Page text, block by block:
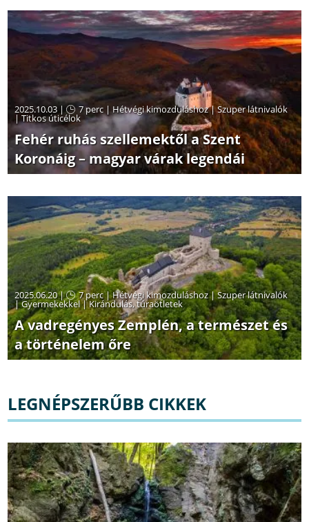
2025.10.03 | 7 perc | Hétvégi kimozduláshoz|Szuper látnivalók
|Titkos úticélok
Fehér ruhás szellemektől a Szent
Koronáig – magyar várak legendái
2025.06.20 | 7 perc|Hétvégi kimozduláshoz|Szuper látnivalók
|Gyermekekkel|Kirándulás, túraötletek
A vadregényes Zemplén, a természet és
a történelem őre
LEGNÉPSZERŰBB CIKKEK